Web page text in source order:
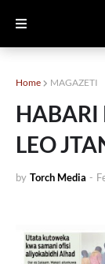
Home MAGAZETI
HABARI
LEO
by Torch Media -